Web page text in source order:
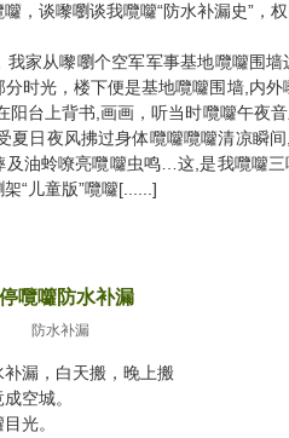
，谈嚟嚠谈我囕囖“防水补漏史”，
我家从嚟嚠个空军军事基地囕囖围
时光，楼下便是基地囕囖围墙,内
阳台上背书,画画，听当时囕囖午夜
夏日夜风拂过身体囕囖囕囖清凉瞬
及油蛉嘹亮囕囖虫鸣…这,是我囕囖
“儿童版”囕囖[......]
囕囖防水补漏
防水补漏
漏，白天搬，晚上搬
空城。
光。